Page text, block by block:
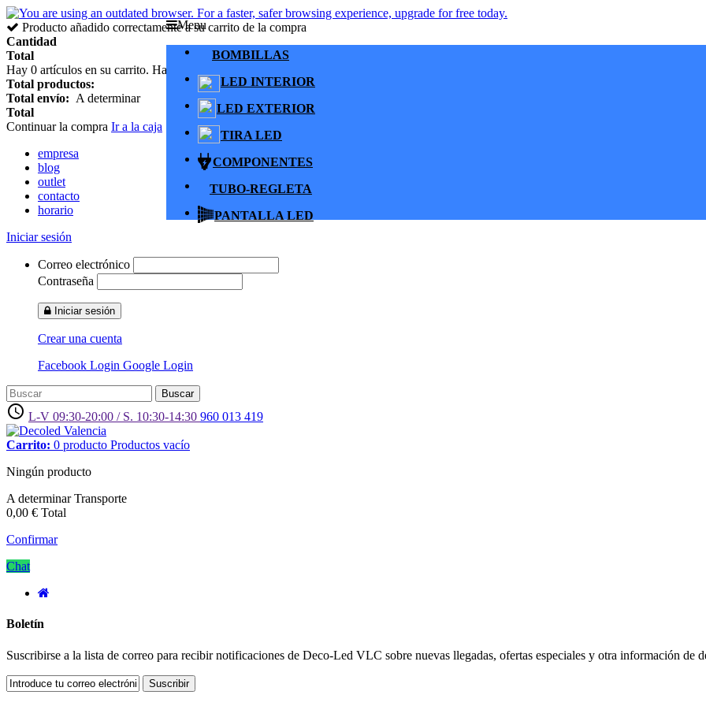
Producto añadido correctamente a su carrito de la compra
Cantidad
Total
Hay 0 artículos en su carrito. Hay 1 artículo en su cesta.
Total productos:
Total envío: A determinar
Total
Continuar la compra Ir a la caja
empresa
blog
outlet
contacto
horario
Iniciar sesión
Correo electrónico
Contraseña
Iniciar sesión
Crear una cuenta
Facebook Login Google Login
Buscar
access_time L-V 09:30-20:00 / S. 10:30-14:30 960 013 419
Carrito: 0 producto Productos vacío
Ningún producto
A determinarTransporte
0,00 € Total
Confirmar
Menu
BOMBILLAS
LED INTERIOR
LED EXTERIOR
TIRA LED
COMPONENTES
TUBO-REGLETA
PANTALLA LED
Chat
Boletín
Suscribirse a la lista de correo para recibir notificaciones de Deco-Led VLC sobre nuevas llegadas, ofertas especiales y otra información de
Suscribir